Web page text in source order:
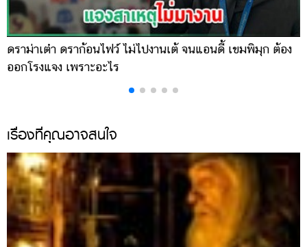
ดราม่าเต๋า ดราก้อนไฟว์ ไม่ไปงานเต้ จนแอนดี้ เขมพิมุก ต้อง
ออกโรงแจง เพราะอะไร
เรื่องที่คุณอาจสนใจ